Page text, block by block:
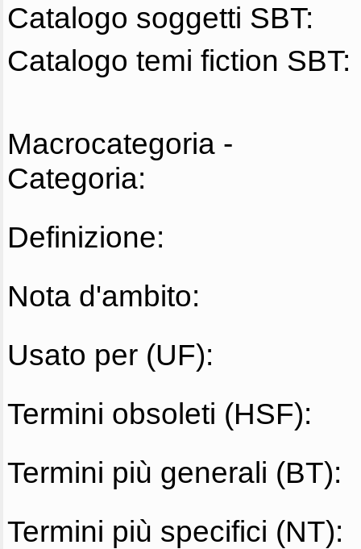
Catalogo soggetti SBT:
Catalogo temi fiction SBT:
Macrocategoria -
Categoria:
Definizione:
Nota d'ambito:
Usato per (UF):
Termini obsoleti (HSF):
Termini più generali (BT):
Termini più specifici (NT):